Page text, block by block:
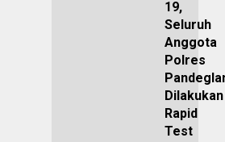
19,
Seluruh
Anggota
Polres
Dilakukan
Rapid
Test